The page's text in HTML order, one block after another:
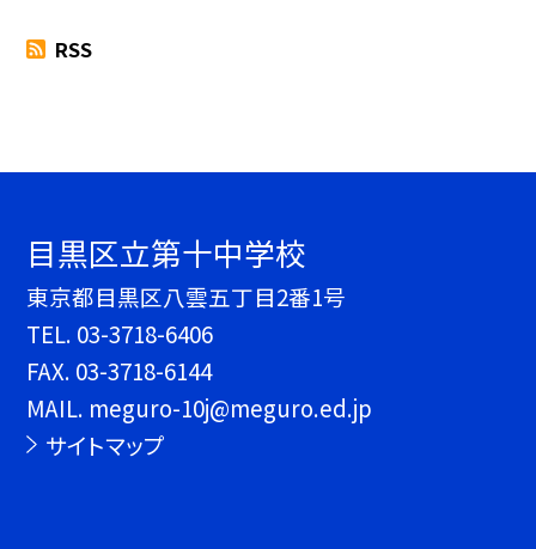
RSS
目黒区立第十中学校
東京都目黒区八雲五丁目2番1号
TEL. 03-3718-6406
FAX. 03-3718-6144
MAIL. meguro-10j@meguro.ed.jp
サイトマップ